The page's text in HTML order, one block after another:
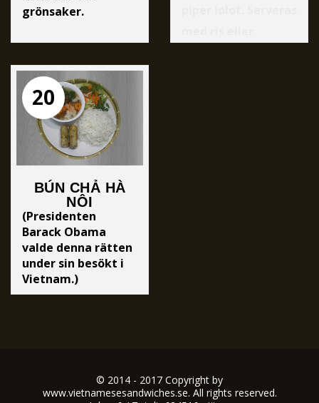
grönsaker.
20
BÚN CHẢ HÀ
NỘI
SPECIALRÄTT
(Presidenten
Barack Obama
valde denna rätten
under sin besökt i
Vietnam.)
Grillad pannbiff av
hemmagjorda
vårrullar. Serveras
© 2014 - 2017 Copyright by
www.vietnamesesandwiches.se. All rights reserved.